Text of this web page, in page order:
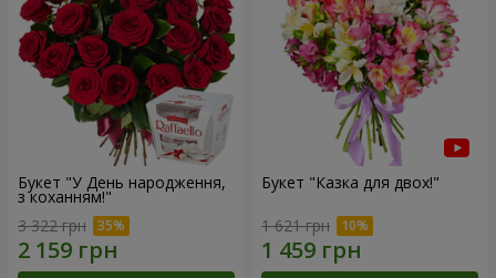
Букет "У День народження,
з коханням!"
3 322 грн
Букет "Казка для двох!"
1 621 грн